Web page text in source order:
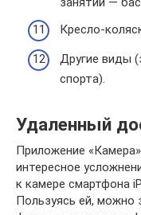
Кресло-
Другие виды
спорта).
Удаленный
Приложение
интересное
к камере смартфона
Пользуясь ей, можно